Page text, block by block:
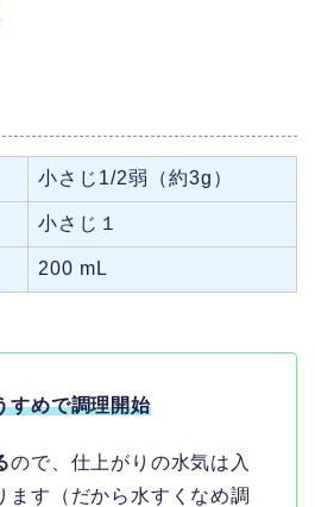
小さじ1/2弱（約3g）
小さじ１
200 mL
すめで調理開始
ので、仕上がりの水気は入
ます（だから水すくなめ調